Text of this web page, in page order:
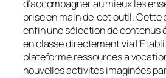
d’accompagner au mieux les
prise en main de cet outil.
enfin une sélection de contenus
en classe directement via
plateforme ressources a
nouvelles activités imaginées